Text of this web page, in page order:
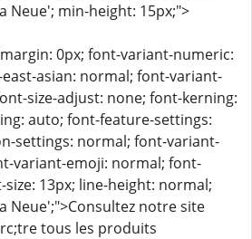
Neue'; min-height: 15px;">
0px; font-variant-numeric:
asian: normal; font-variant-
size-adjust: none; font-kerning:
auto; font-feature-settings:
settings: normal; font-variant-
variant-emoji: normal; font-
13px; line-height: normal;
Neue';">Consultez notre site
tous les produits